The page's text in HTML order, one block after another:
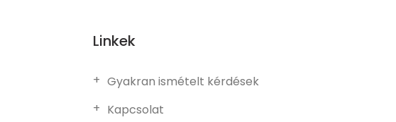
Linkek
Gyakran ismételt kérdések
Kapcsolat